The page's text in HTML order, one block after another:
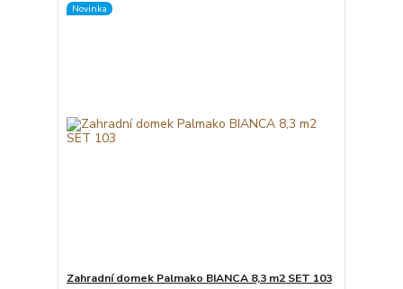
Novinka
Zahradní domek Palmako BIANCA 8,3 m2 SET 103